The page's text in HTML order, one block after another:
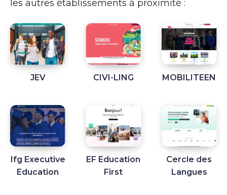
les autres établissements à proximité :
JEV CIVI-LING MOBILITEEN
Ifg Executive
Education
EF Education
First
Cercle des
Langues